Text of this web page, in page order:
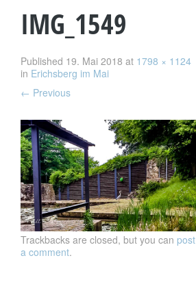
IMG_1549
Published 19. Mai 2018 at 1798 × 1124
in Erichsberg im Mai
← Previous
Trackbacks are closed, but you can post
a comment.